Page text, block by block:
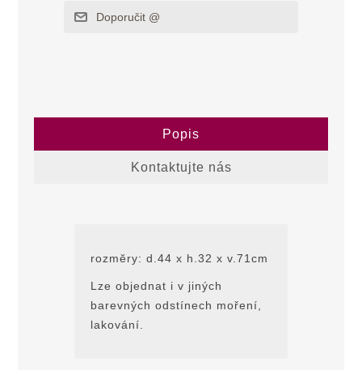
Popis
Kontaktujte nás
rozmĕry: d.44 x h.32 x v.71cm
Lze objednat i v jiných
barevných odstínech moření,
lakování.